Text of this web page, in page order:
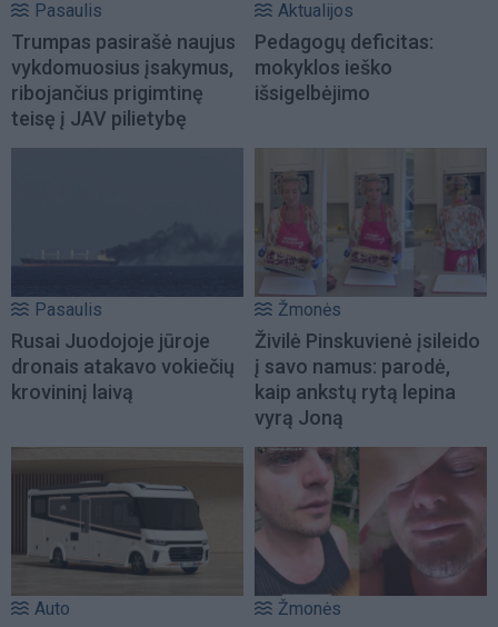
Pasaulis
Trumpas pasirašė naujus
vykdomuosius įsakymus,
ribojančius prigimtinę
teisę į JAV pilietybę
Aktualijos
Pedagogų deficitas:
mokyklos ieško
išsigelbėjimo
Pasaulis
Rusai Juodojoje jūroje
dronais atakavo vokiečių
krovininį laivą
Žmonės
Živilė Pinskuvienė įsileido
į savo namus: parodė,
kaip ankstų rytą lepina
vyrą Joną
Auto Žmonės